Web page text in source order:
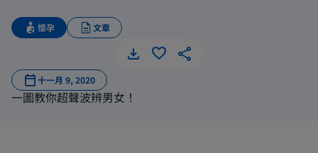
懷孕 文章
十一月 9, 2020
一圖教你超聲波辨男女！